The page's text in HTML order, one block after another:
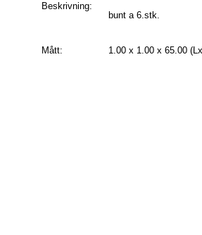
Beskrivning:
bunt a 6.stk.
Mått: 1.00 x 1.00 x 65.00